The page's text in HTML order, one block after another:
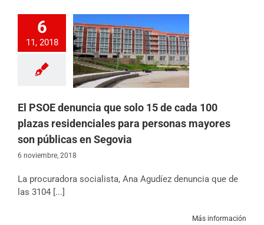
6
11, 2018
que solo
100 plazas
para
mayores son
en Segovia
El PSOE denuncia que solo 15 de cada 100
plazas residenciales para personas mayores
son públicas en Segovia
6 noviembre, 2018
La procuradora socialista, Ana Agudíez denuncia que de
las 3104 [...]
Más información